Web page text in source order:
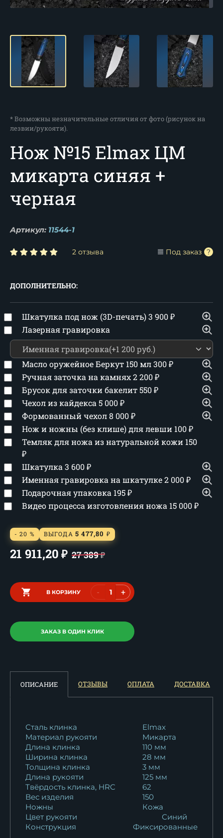
* Возможны незначительные отличия от фото (рисунок на
лезвии/рукояти).
Нож №15 Elmax ЦМ
микарта синяя +
черная
Артикул: 11544-1
2 отзыва Под заказ
ДОПОЛНИТЕЛЬНО:
Шкатулка под нож (3D-печать)3 900₽
Лазерная гравировка
Масло оружейное Беркут 150 мл300₽
Ручная заточка на камнях2 200₽
Брусок для заточки бакелит550₽
Чехол из кайдекса 5 000₽
Формованный чехол8 000₽
Нож и ножны (без клише) для левши 100₽
Темляк для ножа из натуральной кожи 150
₽
Шкатулка 3 600₽
Именная гравировка на шкатулке2 000₽
Подарочная упаковка 195₽
Видео процесса изготовления ножа 15 000₽
- 20 % ВЫГОДА 5 477,80 ₽
21 911,20 ₽ 27 389₽
В КОРЗИНУ - +
ЗАКАЗ В ОДИН КЛИК
ОПИСАНИЕ ОТЗЫВЫ ОПЛАТА ДОСТАВКА
Сталь клинка
Elmax
Материал рукояти
Микарта
Длина клинка
110 мм
Ширина клинка
28 мм
Толщина клинка
3 мм
Длина рукояти
125 мм
Твёрдость клинка, HRC
62
Вес изделия
150
Ножны
Кожа
Цвет рукояти
Синий
Конструкция
Фиксированные